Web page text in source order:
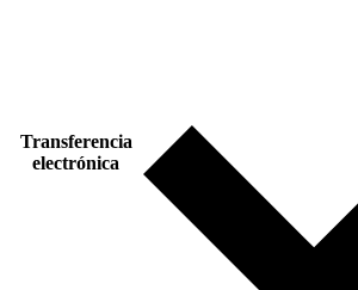
Transferencia
electrónica